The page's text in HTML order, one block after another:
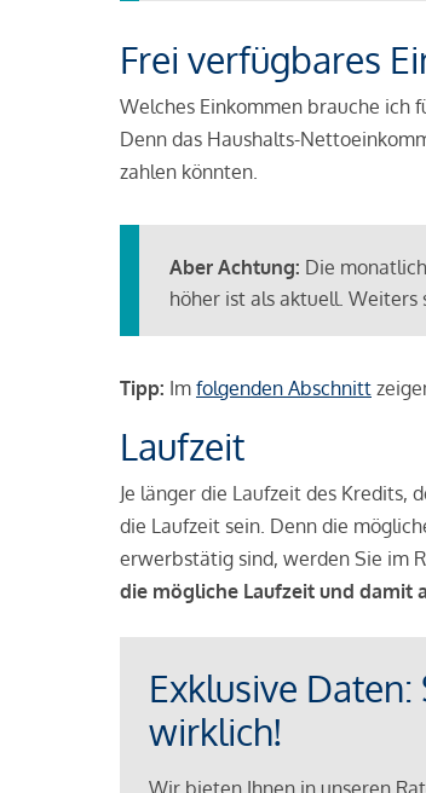
Frei verfügbares
Welches Einkommen brauche ich
Denn das Haushalts-
zahlen könnten.
Aber Achtung: Die
höher ist als aktuell.
Tipp: Im folgenden Abschnitt
Laufzeit
Je länger die Laufzeit des Kredits,
die Laufzeit sein. Denn die
erwerbstätig sind, werden Sie im
die mögliche Laufzeit und damit
Exklusive
wirklich!